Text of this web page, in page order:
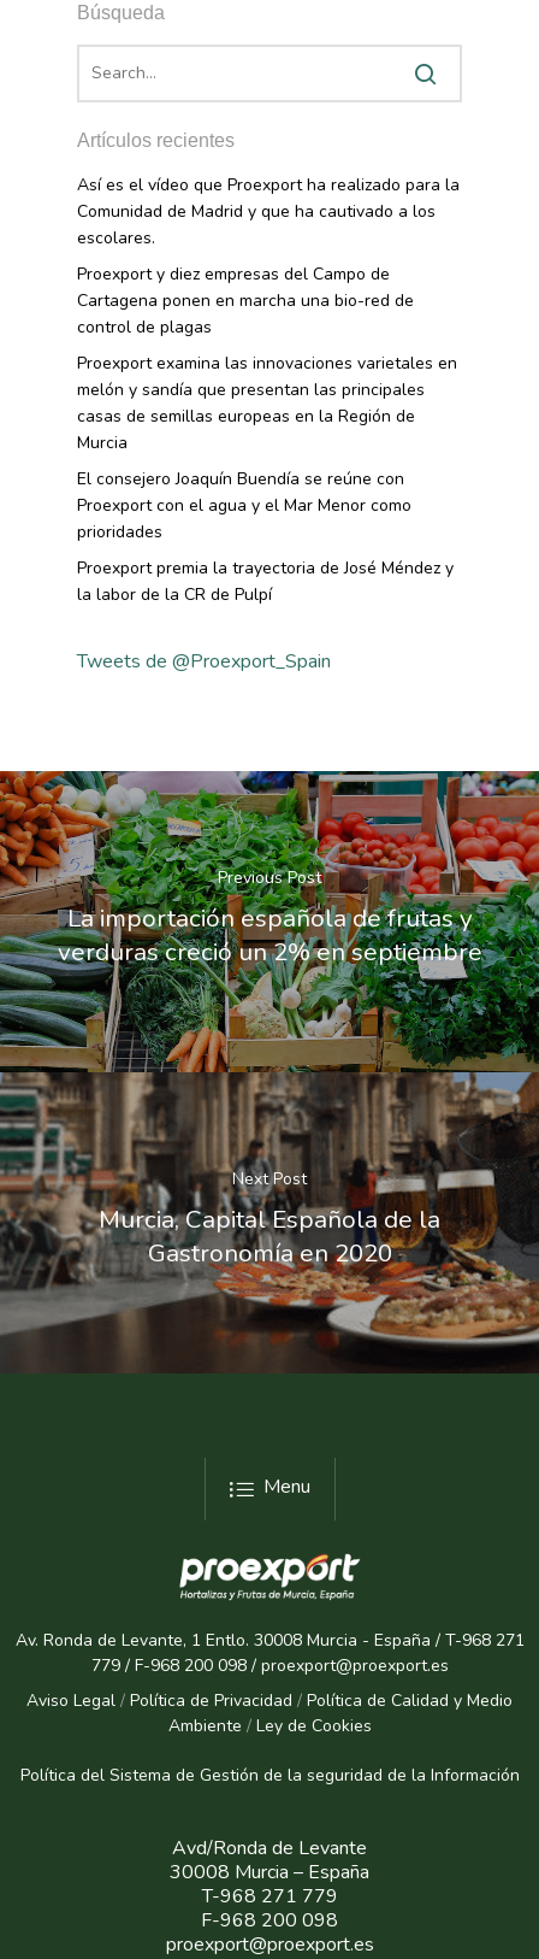
Búsqueda
Artículos recientes
Así es el vídeo que Proexport ha realizado para la
Comunidad de Madrid y que ha cautivado a los
escolares.
Proexport y diez empresas del Campo de
Cartagena ponen en marcha una bio-red de
control de plagas
Proexport examina las innovaciones varietales en
melón y sandía que presentan las principales
casas de semillas europeas en la Región de
Murcia
El consejero Joaquín Buendía se reúne con
Proexport con el agua y el Mar Menor como
prioridades
Proexport premia la trayectoria de José Méndez y
la labor de la CR de Pulpí
Tweets de @Proexport_Spain
Previous Post
La importación española de frutas y
verduras creció un 2% en septiembre
Next Post
Murcia, Capital Española de la
Gastronomía en 2020
Menu
Av. Ronda de Levante, 1 Entlo. 30008 Murcia - España / T-968 271
779 / F-968 200 098 / proexport@proexport.es
Aviso Legal / Política de Privacidad / Política de Calidad y Medio
Ambiente / Ley de Cookies
Política del Sistema de Gestión de la seguridad de la Información
Avd/Ronda de Levante
30008 Murcia – España
T-968 271 779
F-968 200 098
proexport@proexport.es